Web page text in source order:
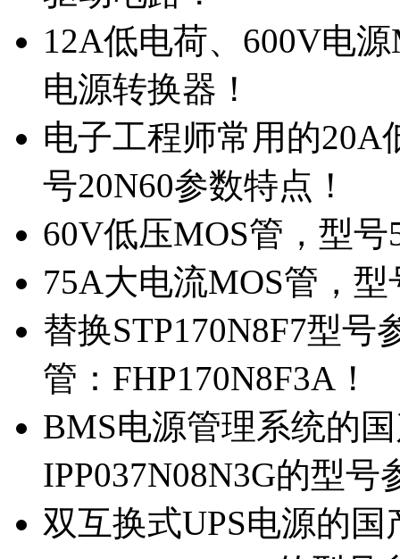
12A低电荷、600V电
电源转换器！
电子工程师常用的20A
号20N60参数特点！
60V低压MOS管，型
75A大电流MOS管，
替换STP170N8F7型
管：FHP170N8F3A！
BMS电源管理系统的
IPP037N08N3G的型号
双互换式UPS电源的